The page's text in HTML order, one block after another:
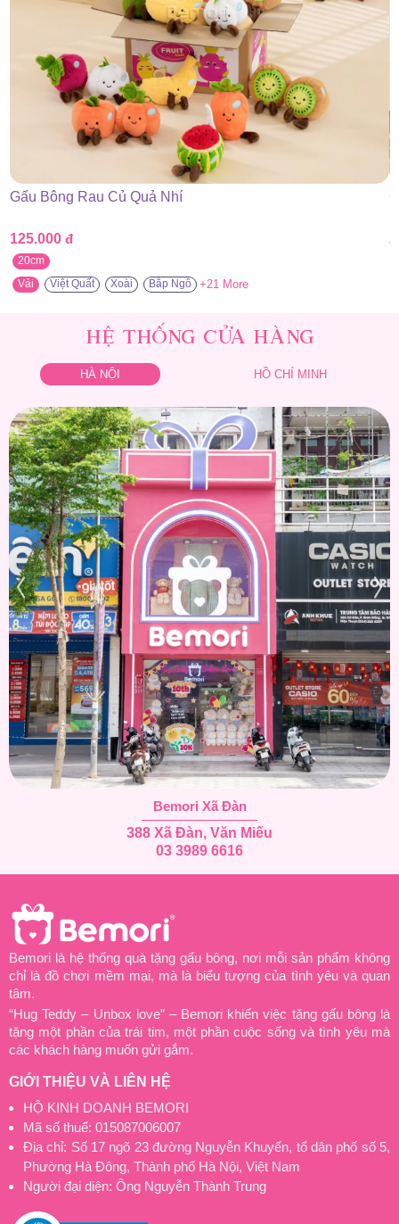
Gấu Bông Rau Củ Quả Nhí
125.000 đ
20cm
Vải
Việt Quất Xoài Bắp Ngô +21 More
HỆ THỐNG CỬA HÀNG
HÀ NỘI HỒ CHÍ MINH
Bemori Xã Đàn
388 Xã Đàn, Văn Miếu
03 3989 6616
Bemori là hệ thống quà tặng gấu bông, nơi mỗi sản phẩm không
chỉ là đồ chơi mềm mại, mà là biểu tượng của tình yêu và quan
tâm.
“Hug Teddy – Unbox love” – Bemori khiến việc tặng gấu bông là
tặng một phần của trái tim, một phần cuộc sống và tình yêu mà
các khách hàng muốn gửi gắm.
GIỚI THIỆU VÀ LIÊN HỆ
HỘ KINH DOANH BEMORI
Mã số thuế: 015087006007
Địa chỉ: Số 17 ngõ 23 đường Nguyễn Khuyến, tổ dân phố số 5,
Phường Hà Đông, Thành phố Hà Nội, Việt Nam
Người đại diện: Ông Nguyễn Thành Trung